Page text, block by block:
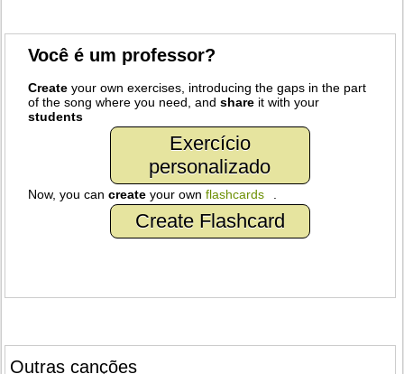
Você é um professor?
Create your own exercises, introducing the gaps in the part
of the song where you need, andshare it with your
students
Exercício
personalizado
Now, you cancreate your ownflashcards
Create Flashcard
Outras canções